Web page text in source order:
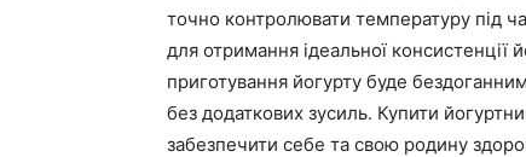
точно контролювати температуру під
для отримання ідеальної
приготування йогурту буде
без додаткових зусиль. Купити
забезпечити себе та свою родину